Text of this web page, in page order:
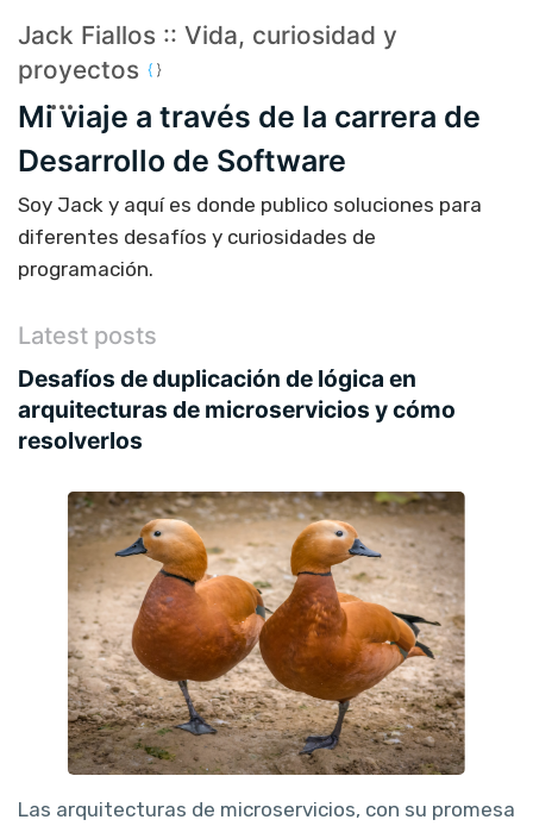
Jack Fiallos :: Vida, curiosidad y
proyectos
Mi viaje a través de la carrera de
Desarrollo de Software
Soy Jack y aquí es donde publico soluciones para
diferentes desafíos y curiosidades de
programación.
Latest posts
Desafíos de duplicación de lógica en
arquitecturas de microservicios y cómo
resolverlos
Las arquitecturas de microservicios, con su promesa